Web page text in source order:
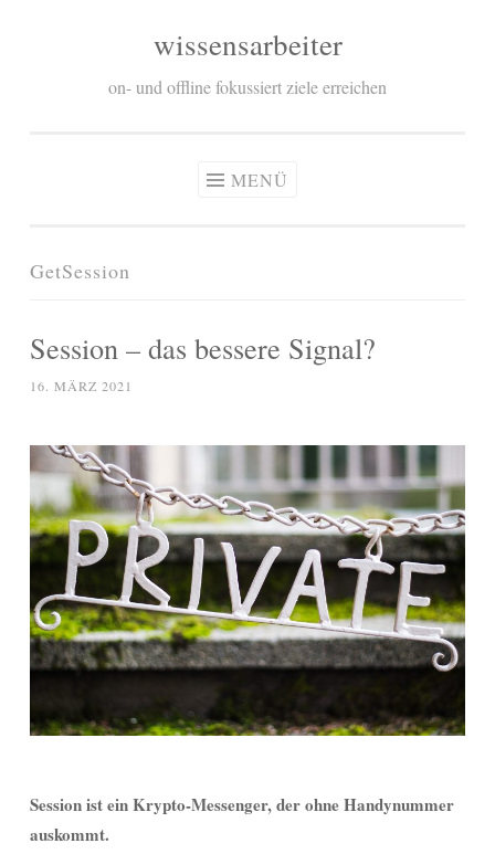
wissensarbeiter
on- und offline fokussiert ziele erreichen
MENÜ
GetSession
Session – das bessere Signal?
16. MÄRZ 2021
Session ist ein Krypto-Messenger, der ohne Handynummer
auskommt.